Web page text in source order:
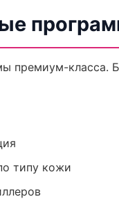
премиум-класса.
типу кожи